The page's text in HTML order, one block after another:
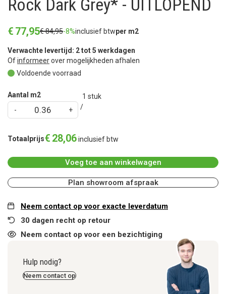
Rock Dark Grey* - UITLOPEND
€ 77,95€84,95-8%inclusief btwper m2
Verwachte levertijd: 2 tot 5 werkdagen
Ofinformeerover mogelijkheden afhalen
Voldoende voorraad
Aantal m2 1 stuk
Totaalprijs€ 28,06inclusief btw
Voeg toe aan winkelwagen
Plan showroom afspraak
Neem contact op voor exacte leverdatum
30 dagen recht op retour
Neem contact op voor een bezichtiging
Hulp nodig?
Neem contact op